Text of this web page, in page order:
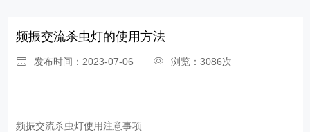
频振交流杀虫灯的使用方法
发布时间：2023-07-06 浏览：3086次
频振交流杀虫灯使用注意事项